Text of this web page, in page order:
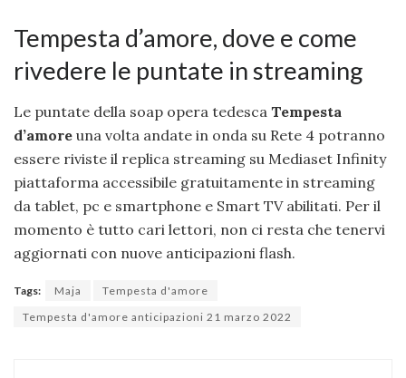
Tempesta d’amore, dove e come
rivedere le puntate in streaming
Le puntate della soap opera tedesca Tempesta
d’amore una volta andate in onda su Rete 4 potranno
essere riviste il replica streaming su Mediaset Infinity
piattaforma accessibile gratuitamente in streaming
da tablet, pc e smartphone e Smart TV abilitati. Per il
momento è tutto cari lettori, non ci resta che tenervi
aggiornati con nuove anticipazioni flash.
Tags: Maja
Tempesta d'amore
Tempesta d'amore anticipazioni 21 marzo 2022